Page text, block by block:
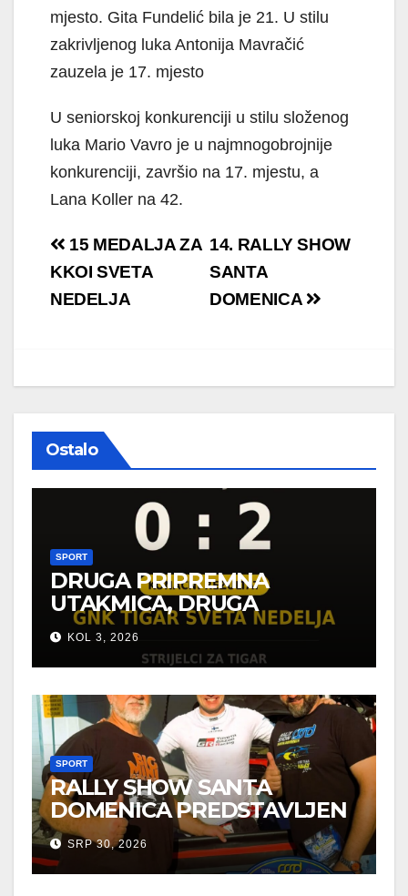
mjesto. Gita Fundelić bila je 21. U stilu
zakrivljenog luka Antonija Mavračić
zauzela je 17. mjesto
U seniorskoj konkurenciji u stilu složenog
luka Mario Vavro je u najmnogobrojnije
konkurenciji, završio na 17. mjestu, a
Lana Koller na 42.
Navigacija
objava
14. RALLY SHOW
SANTA
DOMENICA
15 MEDALJA ZA
KKOI SVETA
NEDELJA
Ostalo
SPORT
DRUGA PRIPREMNA
UTAKMICA, DRUGA
POBJEDA ZA TIGROVE
KOL 3, 2026
SPORT
RALLY SHOW SANTA
DOMENICA PREDSTAVLJEN
U AUSTRIJI
SRP 30, 2026